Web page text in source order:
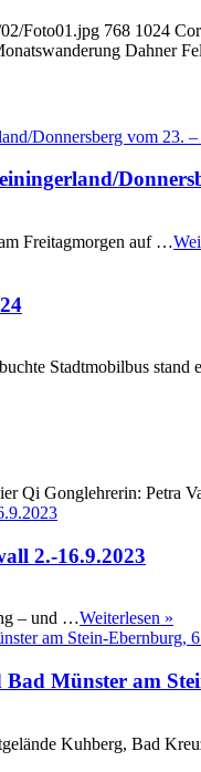
Foto01.jpg 768 1024
Dahner
Freitagmorgen auf …
Stadtmobilbus stand
Qi Gonglehrerin: Petra
2.-16.9.2023
– und …Weiterlesen »
Münster am
Kuhberg, Bad